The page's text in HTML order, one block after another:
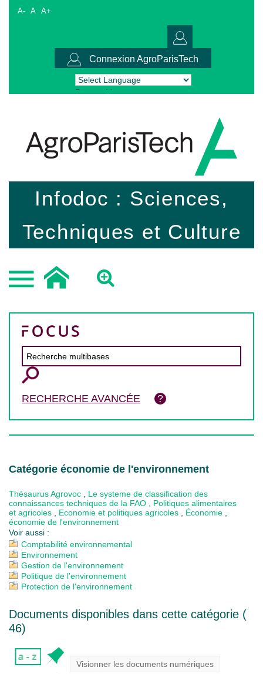
A- A A+
Connexion AgroParisTech
Powered by Translate
Infodoc : Sciences,
Techniques et Culture
RECHERCHE AVANCÉE
Catégorie économie de l'environnement
Thésaurus Agrovoc
Le systeme de classification des
connaissances techniques de la FAO
Politiques alimentaires
et agricoles
Economie et politiques agricoles Économie
économie de l'environnement
Voir aussi :
Comptabilité environnemental
Environnement
Gestion de l'environnement
Politique de l'environnement
Protection de l'environnement
Documents disponibles dans cette catégorie (
46)
Visionner les documents numériques